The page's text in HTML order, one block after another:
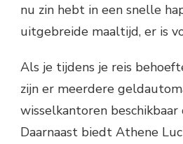
nu zin hebt in een snelle
uitgebreide maaltijd, er is
Als je tijdens je reis
zijn er meerdere
wisselkantoren
Daarnaast biedt Athene